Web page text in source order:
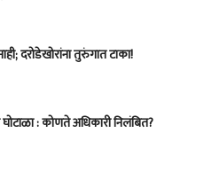
दरोडेखोरांना तुरुंगात टाका!
घोटाळा : कोणते अधिकारी निलंबित?